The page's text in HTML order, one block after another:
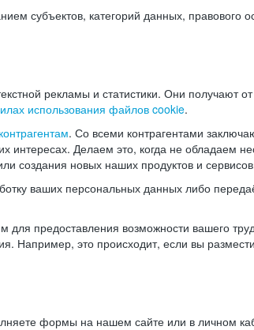
субъектов, категорий данных, правового
рекламы и статистики. Они получают
использования файлов cookie.
. Со всеми контрагентами
интересах. Делаем это, когда не
создания новых наших продуктов и
ваших персональных данных либо
предоставления возможности вашего
Например, это происходит, если вы
формы на нашем сайте или в личном